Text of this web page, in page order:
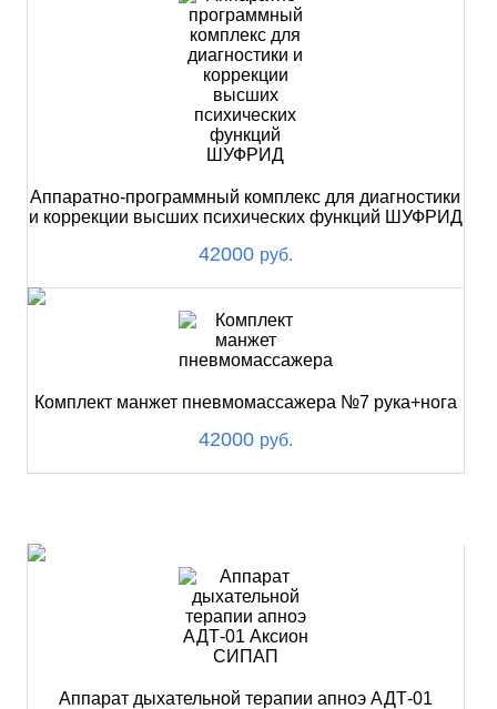
Аппаратно-программный комплекс для диагностики
и коррекции высших психических функций ШУФРИД
42000 руб.
Комплект манжет пневмомассажера №7 рука+нога
42000 руб.
Аппарат дыхательной терапии апноэ АДТ-01